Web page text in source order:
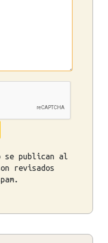
se publican al
revisados